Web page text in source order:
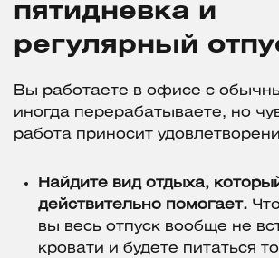
пятидневка и
регулярный
Вы работаете в офисе с
иногда перерабатываете, но
работа приносит
Найдите вид отдыха,
действительно помогает.
вы весь отпуск вообще не
кровати и будете питаться